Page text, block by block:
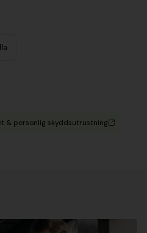
& personlig skyddsutrustning